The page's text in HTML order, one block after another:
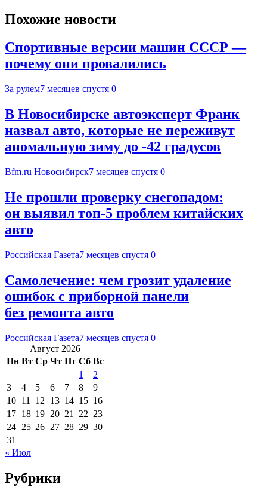
Похожие новости
Спортивные версии машин СССР —
почему они провалились
За рулем7 месяцев спустя 0
В Новосибирске автоэксперт Франк
назвал авто, которые не переживут
аномальную зиму до -42 градусов
Bfm.ru Новосибирск7 месяцев спустя 0
Не прошли проверку снегопадом:
он выявил топ-5 проблем китайских
авто
Российская Газета7 месяцев спустя 0
Самолечение: чем грозит удаление
ошибок с приборной панели
без ремонта авто
Российская Газета7 месяцев спустя 0
Август 2026
Пн Вт Ср Чт Пт Сб Вс
1
2
3
4 5 6 7 8
9
10 11 12 13 14 15 16
17 18 19 20 21 22 23
24 25 26 27 28 29 30
31
« Июл
Рубрики